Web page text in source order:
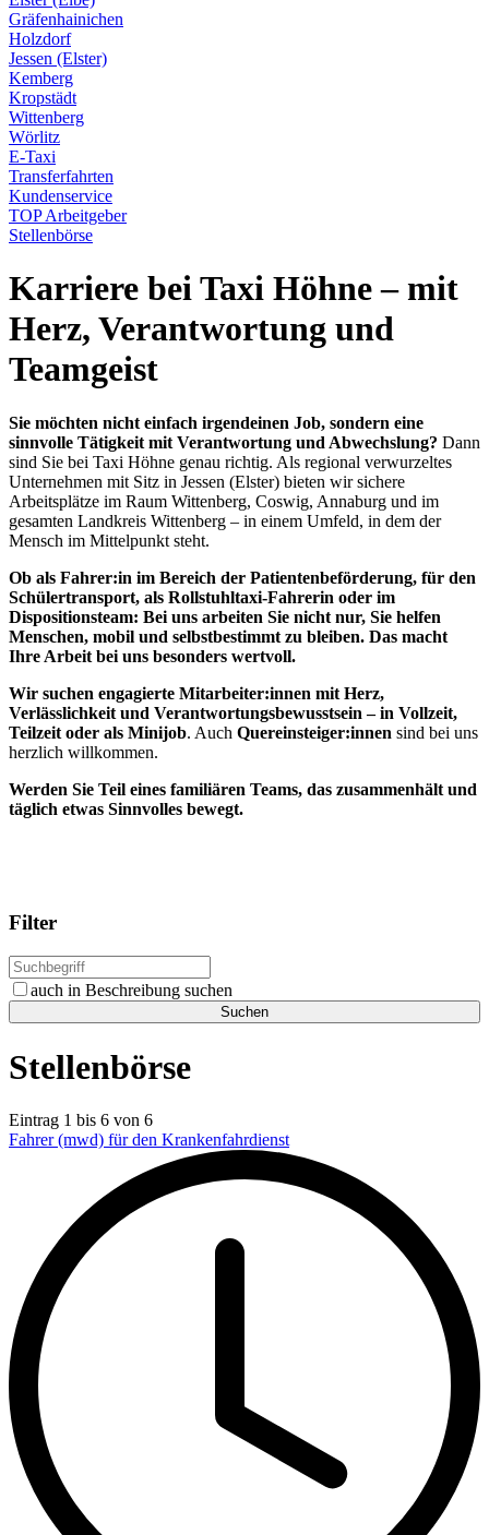
Gräfenhainichen
Holzdorf
Jessen (Elster)
Kemberg
Kropstädt
Wittenberg
Wörlitz
E-Taxi
Transferfahrten
Kundenservice
TOP Arbeitgeber
Stellenbörse
Karriere bei Taxi Höhne – mit
Herz, Verantwortung und
Teamgeist
Sie möchten nicht einfach irgendeinen Job, sondern eine
sinnvolle Tätigkeit mit Verantwortung und Abwechslung? Dann
sind Sie bei Taxi Höhne genau richtig. Als regional verwurzeltes
Unternehmen mit Sitz in Jessen (Elster) bieten wir sichere
Arbeitsplätze im Raum Wittenberg, Coswig, Annaburg und im
gesamten Landkreis Wittenberg – in einem Umfeld, in dem der
Mensch im Mittelpunkt steht.
Ob als Fahrer:in im Bereich der Patientenbeförderung, für den
Schülertransport, als Rollstuhltaxi-Fahrerin oder im
Dispositionsteam: Bei uns arbeiten Sie nicht nur, Sie helfen
Menschen, mobil und selbstbestimmt zu bleiben. Das macht
Ihre Arbeit bei uns besonders wertvoll.
Wir suchen engagierte Mitarbeiter:innen mit Herz,
Verlässlichkeit und Verantwortungsbewusstsein – in Vollzeit,
Teilzeit oder als Minijob. Auch Quereinsteiger:innen sind bei uns
herzlich willkommen.
Werden Sie Teil eines familiären Teams, das zusammenhält und
täglich etwas Sinnvolles bewegt.
Filter
auch in Beschreibung suchen
Suchen
Stellenbörse
Eintrag 1 bis 6 von 6
Fahrer (mwd) für den Krankenfahrdienst